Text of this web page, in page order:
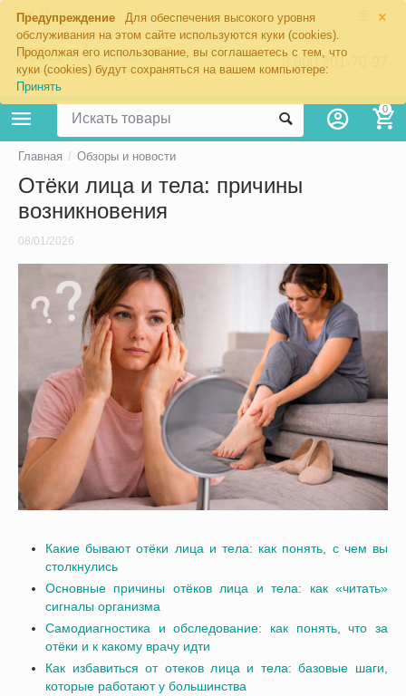
×
Предупреждение
Для обеспечения высокого уровня
обслуживания на этом сайте используются куки (cookies).
Продолжая его использование, вы соглашаетесь с тем, что
куки (cookies) будут сохраняться на вашем компьютере:
Принять
Москва
8 800 201-70-97
0
Главная / Обзоры и новости
Отёки лица и тела: причины
возникновения
08/01/2026
Какие бывают отёки лица и тела: как понять, с чем вы
столкнулись
Основные причины отёков лица и тела: как «читать»
сигналы организма
Самодиагностика и обследование: как понять, что за
отёки и к какому врачу идти
Как избавиться от отеков лица и тела: базовые шаги,
которые работают у большинства